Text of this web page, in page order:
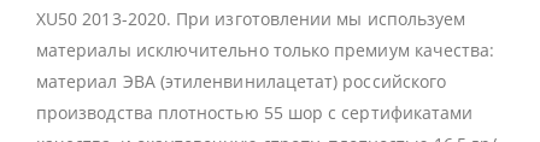
XU50 2013-2020. При изготовлении мы используем
материалы исключительно только премиум качества:
материал ЭВА (этиленвинилацетат) российского
производства плотностью 55 шор с сертификатами